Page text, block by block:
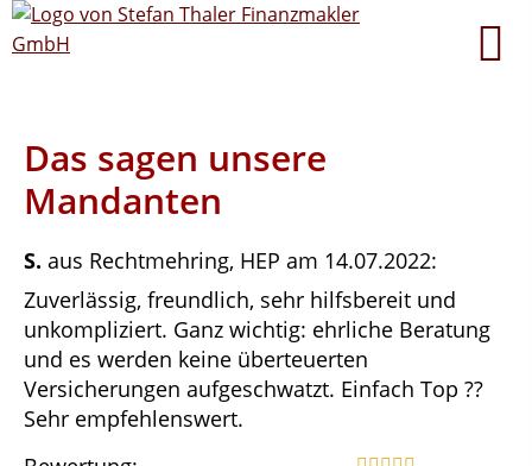
Das sagen unsere
Mandanten
S. aus Rechtmehring, HEP am 14.07.2022:
Zuverlässig, freundlich, sehr hilfsbereit und
unkompliziert. Ganz wichtig: ehrliche Beratung
und es werden keine überteuerten
Versicherungen aufgeschwatzt. Einfach Top ??
Sehr empfehlenswert.